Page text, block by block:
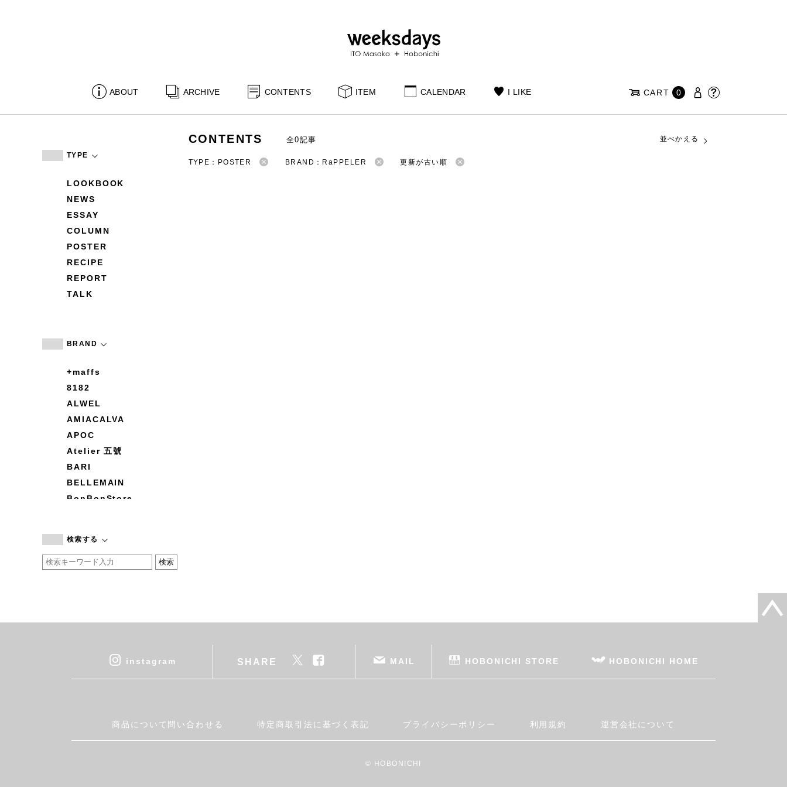
ABOUT ARCHIVE CONTENTS ITEM CALENDAR I LIKE CART 0
TYPE
LOOKBOOK
NEWS
ESSAY
COLUMN
POSTER
RECIPE
REPORT
TALK
BRAND
+maffs
8182
ALWEL
AMIACALVA
APOC
Atelier 五號
BARI
BELLEMAIN
BonBonStore
by basics
CATWORTH
cohan
DEAN & DELUCA
Fatima Morocco
検索する
CONTENTS 全0記事 並べかえる
TYPE：POSTER BRAND：RaPPELER 更新が古い順
instagram SHARE MAIL HOBONICHI STORE HOBONICHI HOME
商品について問い合わせる 特定商取引法に基づく表記 プライバシーポリシー 利用規約 運営会社について
© HOBONICHI